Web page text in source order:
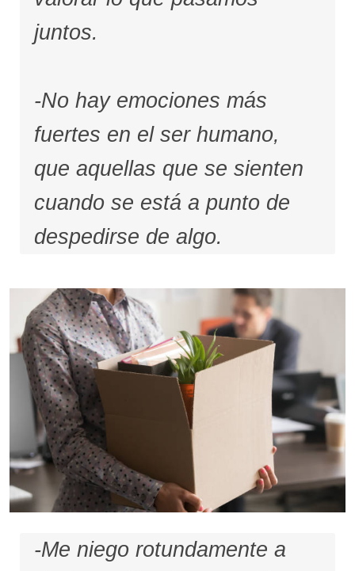
juntos.
-No hay emociones más
fuertes en el ser humano,
que aquellas que se sienten
cuando se está a punto de
despedirse de algo.
-Me niego rotundamente a